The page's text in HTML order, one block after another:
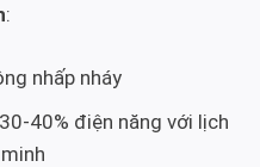
:
nhấp nháy
40% điện năng với lịch